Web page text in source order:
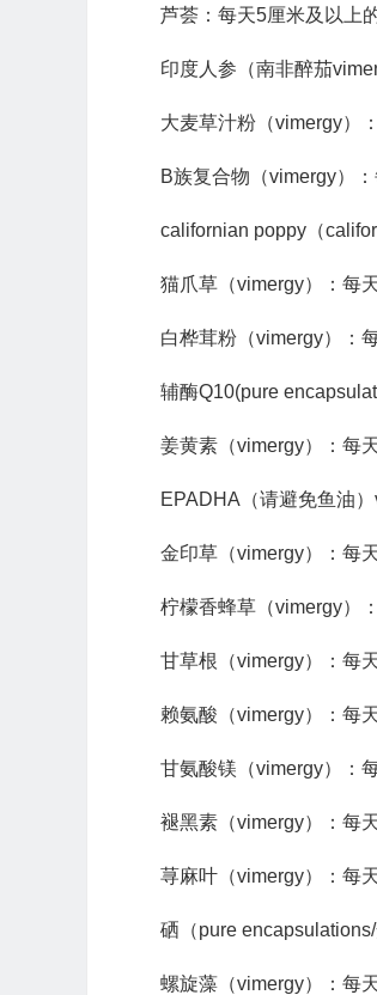
芦荟：每天5厘米及以上
印度人参（南非醉茄
大麦草汁粉（vimergy）
B族复合物（vimergy）
californian poppy（
猫爪草（vimergy）：每
白桦茸粉（vimergy）：
辅酶Q10(pure
姜黄素（vimergy）：每
EPADHA（请避免鱼油
金印草（vimergy）：每
柠檬香蜂草（vimergy）
甘草根（vimergy）：每
赖氨酸（vimergy）：每
甘氨酸镁（vimergy）：
褪黑素（vimergy）：每
荨麻叶（vimergy）：每
硒（pure
螺旋藻（vimergy）：每